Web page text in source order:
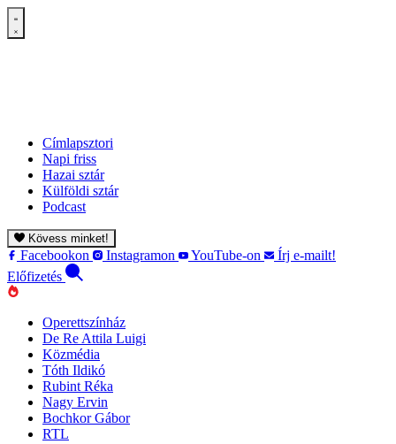
Címlapsztori
Napi friss
Hazai sztár
Külföldi sztár
Podcast
Kövess minket!
Facebookon Instagramon YouTube-on
Írj e-mailt!
Előfizetés
Operettszínház
De Re Attila Luigi
Közmédia
Tóth Ildikó
Rubint Réka
Nagy Ervin
Bochkor Gábor
RTL